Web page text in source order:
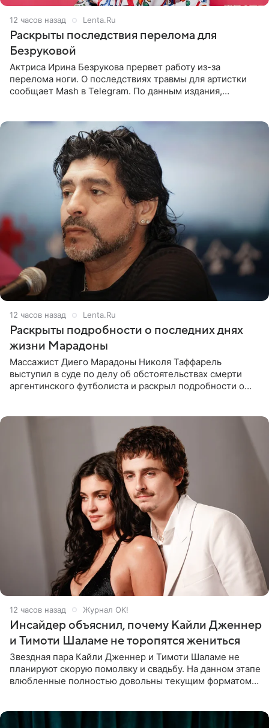
12 часов назад Lenta.Ru
Раскрыты последствия перелома для
Безруковой
Актриса Ирина Безрукова прервет работу из-за
перелома ноги. О последствиях травмы для артистки
сообщает Mash в Telegram. По данным издания,
12 часов назад Lenta.Ru
Раскрыты подробности о последних днях
жизни Марадоны
Массажист Диего Марадоны Николя Таффарель
выступил в суде по делу об обстоятельствах смерти
аргентинского футболиста и раскрыл подробности о
12 часов назад Журнал OK!
Инсайдер объяснил, почему Кайли Дженнер
и Тимоти Шаламе не торопятся жениться
Звездная пара Кайли Дженнер и Тимоти Шаламе не
планируют скорую помолвку и свадьбу. На данном этапе
влюбленные полностью довольны текущим форматом